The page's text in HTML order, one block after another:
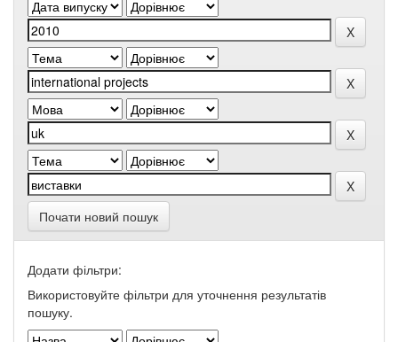
Почати новий пошук
Додати фільтри:
Використовуйте фільтри для уточнення результатів
пошуку.